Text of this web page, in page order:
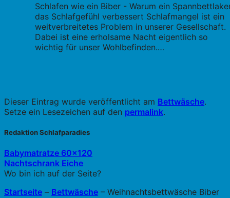
Schlafen wie ein Biber - Warum ein
das Schlafgefühl verbessert Schlafmangel ist ein
weitverbreitetes Problem in unserer Gesellschaft.
Dabei ist eine erholsame Nacht eigentlich so
wichtig für unser Wohlbefinden.…
Dieser Eintrag wurde veröffentlicht am Bettwäsche.
Setze ein Lesezeichen auf den permalink.
Redaktion Schlafparadies
Babymatratze 60×120
Nachtschrank Eiche
Wo bin ich auf der Seite?
Startseite – Bettwäsche – Weihnachtsbettwäsche Biber